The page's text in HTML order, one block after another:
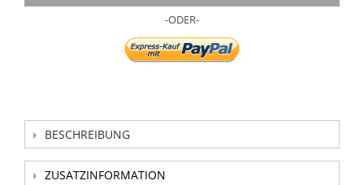
-ODER-
BESCHREIBUNG
ZUSATZINFORMATION